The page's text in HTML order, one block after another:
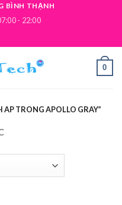
BÌNH THẠNH
- 22:00
0
TRONG APOLLO GRAY”